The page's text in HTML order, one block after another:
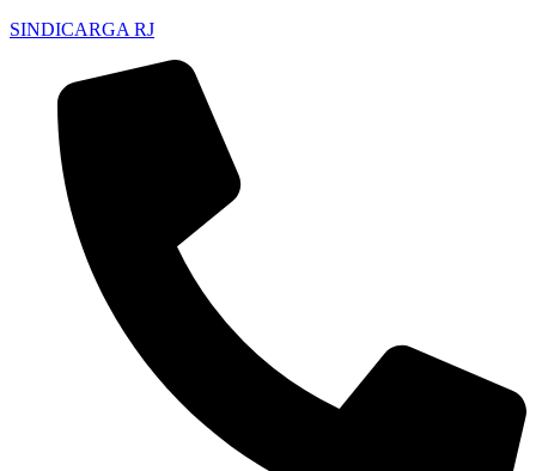
SINDICARGA RJ